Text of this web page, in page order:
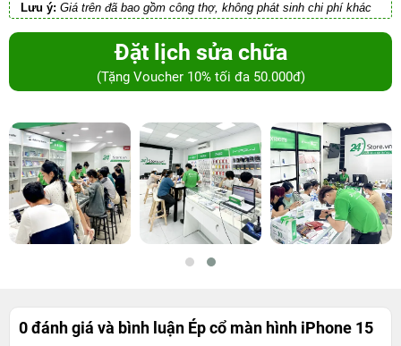
Lưu ý: Giá trên đã bao gồm công thợ, không phát sinh chi phí khác
Đặt lịch sửa chữa
(Tặng Voucher 10% tối đa 50.000đ)
0 đánh giá và bình luận Ép cổ màn hình iPhone 15